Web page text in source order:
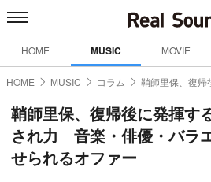
HOME MUSIC MOVIE
HOME MUSIC コラム 鞘師里保、復帰
鞘師里保、復帰後に発揮す
され力 音楽・俳優・バラ
せられるオファー